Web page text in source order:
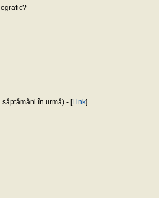
în urmă) - [Link]